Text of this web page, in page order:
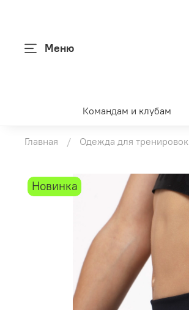
Меню
Командам и клубам
Главная Одежда для тренировок
Новинка